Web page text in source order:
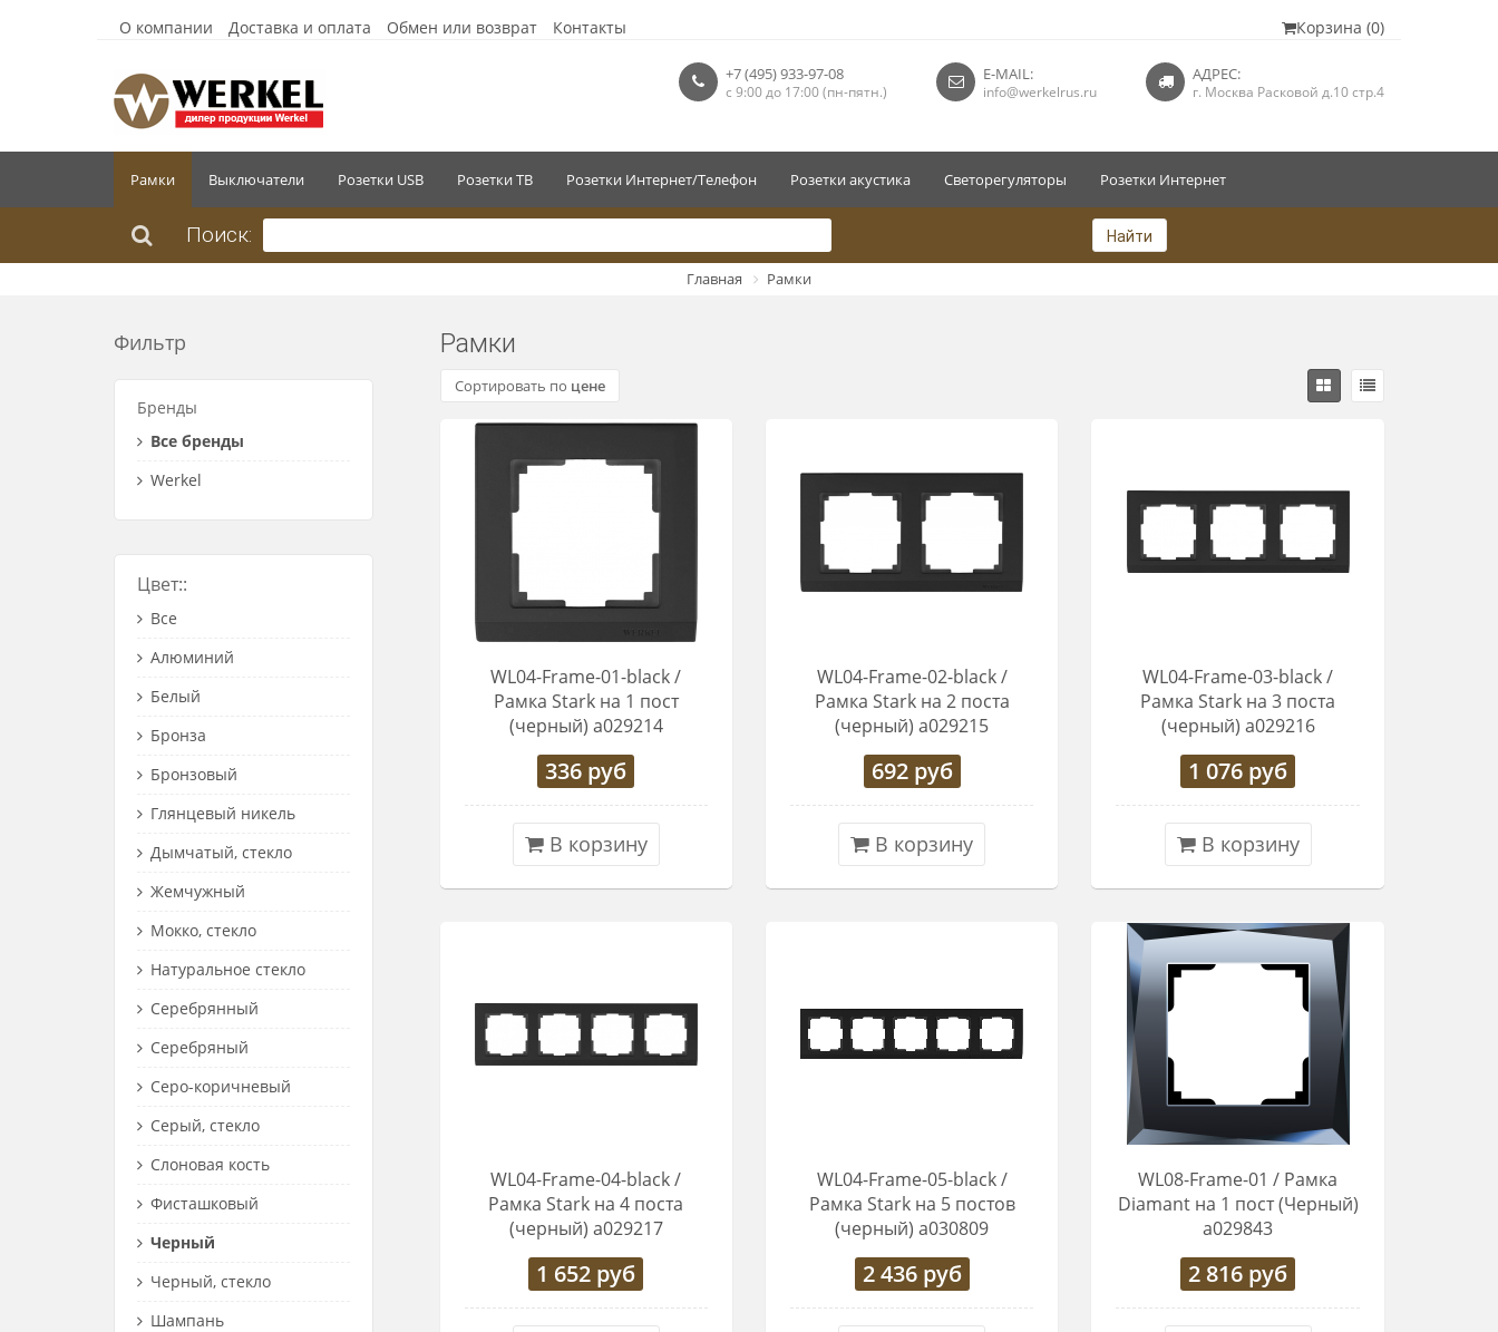
О компании Доставка и оплата Обмен или возврат Контакты Корзина (0)
+7 (495) 933-97-08
с 9:00 до 17:00 (пн-пятн.)
E-MAIL:
info@werkelrus.ru
АДРЕС:
г. Москва Расковой д.10 стр.4
Рамки Выключатели Розетки USB Розетки ТВ Розетки Интернет/Телефон Розетки акустика Светорегуляторы Розетки Интернет
Поиск: Найти
Главная Рамки
Фильтр
Бренды
Все бренды
Werkel
Цвет::
Все
Алюминий
Белый
Бронза
Бронзовый
Глянцевый никель
Дымчатый, стекло
Жемчужный
Мокко, стекло
Натуральное стекло
Серебрянный
Серебряный
Серо-коричневый
Серый, стекло
Слоновая кость
Фисташковый
Черный
Черный, стекло
Шампань
Рамки
Сортировать по цене
WL04-Frame-01-black /
Рамка Stark на 1 пост
(черный) a029214
336 руб
В корзину
WL04-Frame-02-black /
Рамка Stark на 2 поста
(черный) a029215
692руб
В корзину
WL04-Frame-03-black /
Рамка Stark на 3 поста
(черный) a029216
1 076 руб
В корзину
WL04-Frame-04-black /
Рамка Stark на 4 поста
(черный) a029217
1 652 руб
WL04-Frame-05-black /
Рамка Stark на 5 постов
(черный) a030809
2 436руб
WL08-Frame-01 / Рамка
Diamant на 1 пост (Черный)
a029843
2 816 руб